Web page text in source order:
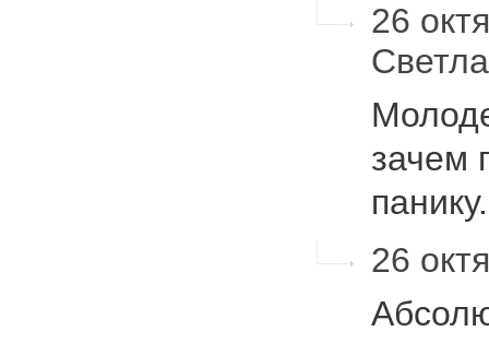
26
зачем
26